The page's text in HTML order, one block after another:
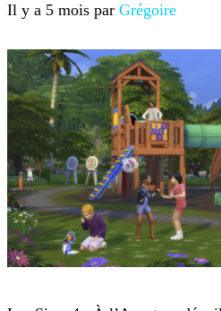
Il y a 5 mois par Grégoire